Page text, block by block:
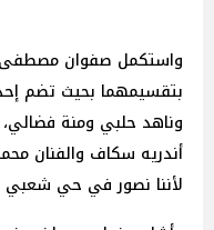
واستكمل صفوان مصطفى
بتقسيمهما بحيث تضم
وناهد حلبي ومنة فضالي،
أندريه سكاف والفنان
لأننا نصور في حي